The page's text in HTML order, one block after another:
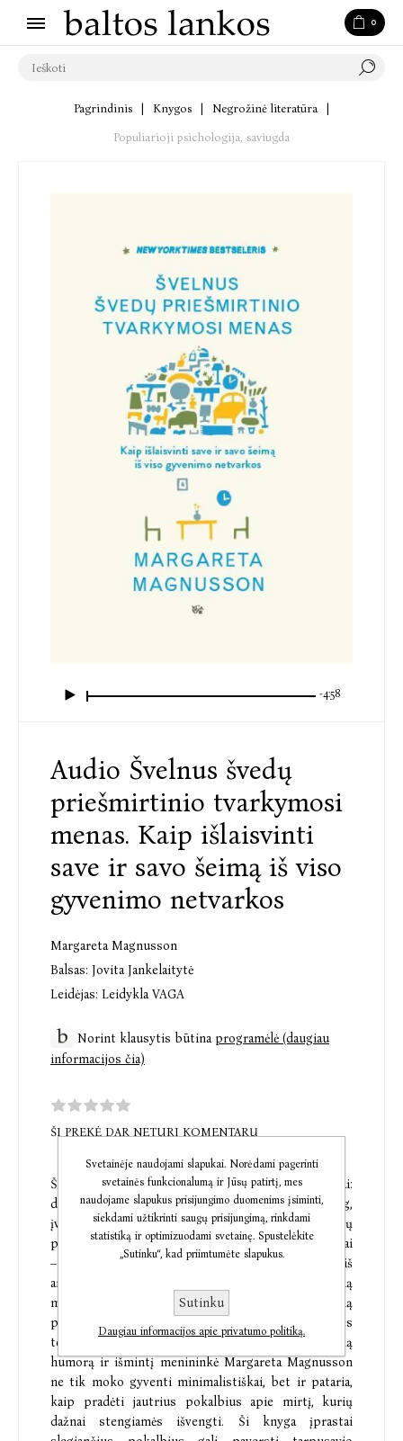
0
Pagrindinis Knygos Negrožinė literatūra
Populiarioji psichologija, saviugda
-4:58
Audio Švelnus švedų
priešmirtinio tvarkymosi
menas. Kaip išlaisvinti
save ir savo šeimą iš viso
gyvenimo netvarkos
Margareta Magnusson
Balsas: Jovita Jankelaitytė
Leidėjas: Leidykla VAGA
Norint klausytis būtinaprogramėlė (daugiau
informacijos čia)
ŠI PREKĖ DAR NETURI KOMENTARŲ
Švedijoje egzistuoja keli unikalūs tvarkymosi būdai:
döstädning, dö, reiškiantis mirtį, ir städning,
įvardijantis valymą. Knyga „Švelnus švedų
priešmirtinio tvarkymosi menas“ yra būtent apie tai
– išskirtinį namų priežiūros būdą, įkvepiantį iš
anksto tvarkytis taip, lyg galėtum numirti bet kurią
minutę. Tokiu būdu išvengiama per visą gyvenimą
prikauptų nereikalingų daiktų, su kuriais po mirties
tektų vargti artimiesiems. Pasitelkusi skandinavišką
humorą ir išmintį menininkė Margareta Magnusson
ne tik moko gyventi minimalistiškai, bet ir pataria,
kaip pradėti jautrius pokalbius apie mirtį, kurių
dažnai stengiamės išvengti. Ši knyga įprastai
Svetainėje naudojami slapukai. Norėdami pagerinti
svetainės funkcionalumą ir Jūsų patirtį, mes
naudojame slapukus prisijungimo duomenims įsiminti,
siekdami užtikrinti saugų prisijungimą, rinkdami
statistiką ir optimizuodami svetainę. Spustelėkite
„Sutinku“, kad priimtumėte slapukus.
Sutinku
Daugiau informacijos apie privatumo politiką.